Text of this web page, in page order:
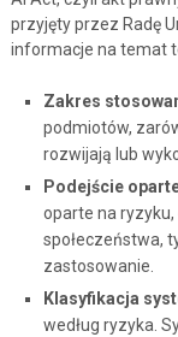
przyjęty przez Radę
informacje na temat
Zakres
podmiotów,
rozwijają lub
Podejście
oparte na
społeczeństwa,
zastosowanie.
Klasyfikacja
według ryzyka.